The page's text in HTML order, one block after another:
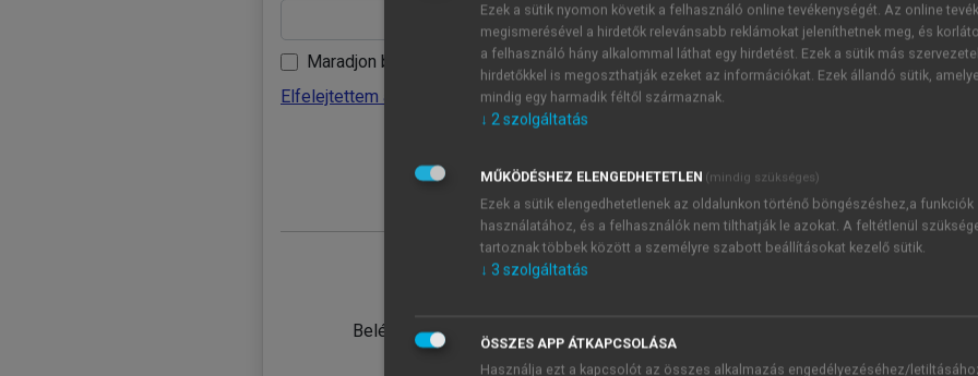
Maradjon belépve
Elfelejtettem a jelszavamat
Belépés intézményi azonosítóval
JELSZÓ
Kérek értesítést a MeRSZ
Kérek értesítést az
Ezek a sütik nyomon követik a felhasználó online tevékenységét. Az online
megismerésével a hirdetők relevánsabb reklámokat jeleníthetnek meg, és
a felhasználó hány alkalommal láthat egy hirdetést. Ezek a sütik más
hirdetőkkel is megoszthatják ezeket az információkat. Ezek állandó sütik,
mindig egy harmadik féltől származnak.
↓ 2szolgáltatás
MŰKÖDÉSHEZ ELENGEDHETETLEN (mindig szükséges)
Ezek a sütik elengedhetetlenek az oldalunkon történő böngészéshez,a funkciók
használatához, és a felhasználók nem tilthatják le azokat. A feltétlenül
tartoznak többek között a személyre szabott beállításokat kezelő sütik.
↓ 3 szolgáltatás
ÖSSZES APP ÁTKAPCSOLÁSA
Használja ezt a kapcsolót az összes alkalmazás engedélyezéséhez/